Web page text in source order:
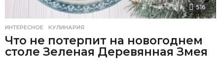
516
ИНТЕРЕСНОЕ ,КУЛИНАРИЯ
Что не потерпит на новогоднем
столе Зеленая Деревянная Змея